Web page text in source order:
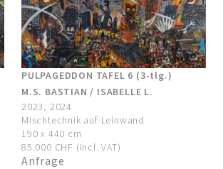
PULPAGEDDON TAFEL 6 (3-tlg.)
M.S. BASTIAN / ISABELLE L.
2023, 2024
Mischtechnik auf Leinwand
190 x 440 cm
85.000 CHF (incl. VAT)
Anfrage